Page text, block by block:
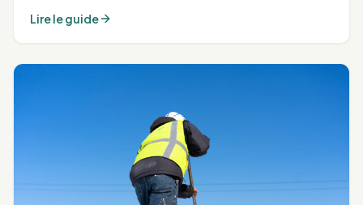
Lire le guide